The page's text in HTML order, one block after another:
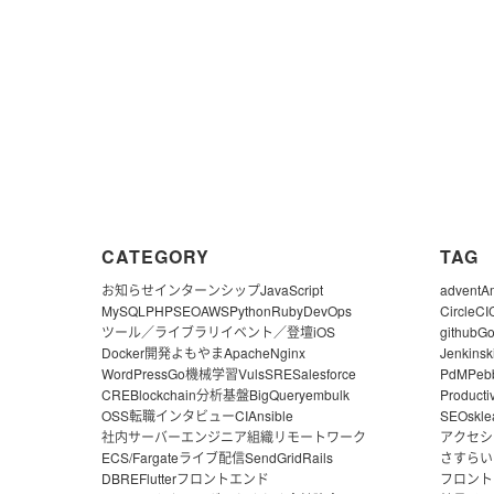
CATEGORY
お知らせインターンシップJavaScript
MySQL PHPSEOAWSPythonRubyDevOps
ツール／ライブラリイベント／登壇iOS
Docker開発よもやまApacheNginx
WordPressGo機械学習VulsSRESalesforce
CREBlockchain分析基盤BigQueryembulk
OSS転職インタビューCIAnsible
社内サーバーエンジニア組織リモートワーク
ECS/Fargateライブ配信SendGridRails
DBREFlutterフロントエンド
TAG
advent
CircleCI
githubGo
Jenkins
PdM
SEO
アクセ
さすら
フロン